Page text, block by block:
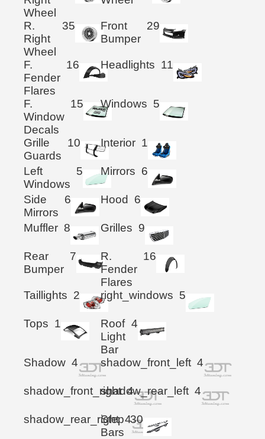
Wheel
R.
Right
Wheel
35
Front
Bumper
29
F.
Fender
Flares
16 Headlights 11
F.
Window
Decals
15 Windows 5
Grille
Guards
10 Interior 1
Left
Windows
5 Mirrors 6
Side
Mirrors
6 Hood 6
Muffler 8 Grilles 9
Rear
Bumper
7
R.
Fender
Flares
16
Taillights 2 right_windows 5
Tops 1
Roof
Light
Bar
4
Shadow 4 shadow_front_left 4
shadow_front_right 4
shadow_rear_left 4
shadow_rear_right 4
Step
Bars
30